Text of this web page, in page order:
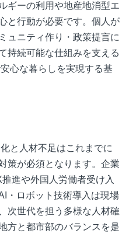
ギーの利用や地産地消型エ
と行動が必要です。個人が
ュニティ作り・政策提言に
持続可能な仕組みを支える
心な暮らしを実現する基
と人材不足はこれまでに
策が必須となります。企業
進や外国人労働者受け入
・ロボット技術導入は現場
次世代を担う多様な人材確
方と都市部のバランスを是